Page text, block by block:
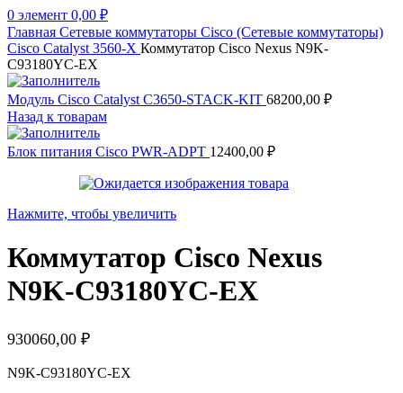
0 элемент 0,00 ₽
Главная Сетевые коммутаторы Cisco (Сетевые коммутаторы)
Cisco Catalyst 3560-X Коммутатор Cisco Nexus N9K-
C93180YC-EX
Модуль Cisco Catalyst C3650-STACK-KIT 68200,00 ₽
Назад к товарам
Блок питания Cisco PWR-ADPT 12400,00 ₽
Нажмите, чтобы увеличить
Коммутатор Cisco Nexus
N9K-C93180YC-EX
930060,00 ₽
N9K-C93180YC-EX